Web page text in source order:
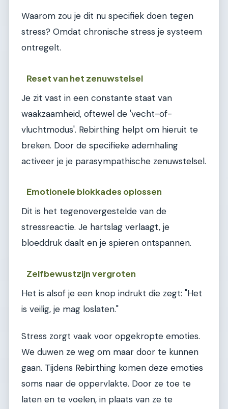
Waarom zou je dit nu specifiek doen tegen
stress? Omdat chronische stress je systeem
ontregelt.
Reset van het zenuwstelsel
Je zit vast in een constante staat van
waakzaamheid, oftewel de 'vecht-of-
vluchtmodus'. Rebirthing helpt om hieruit te
breken. Door de specifieke ademhaling
activeer je je parasympathische zenuwstelsel.
Emotionele blokkades oplossen
Dit is het tegenovergestelde van de
stressreactie. Je hartslag verlaagt, je
bloeddruk daalt en je spieren ontspannen.
Zelfbewustzijn vergroten
Het is alsof je een knop indrukt die zegt: "Het
is veilig, je mag loslaten."
Stress zorgt vaak voor opgekropte emoties.
We duwen ze weg om maar door te kunnen
gaan. Tijdens Rebirthing komen deze emoties
soms naar de oppervlakte. Door ze toe te
laten en te voelen, in plaats van ze te